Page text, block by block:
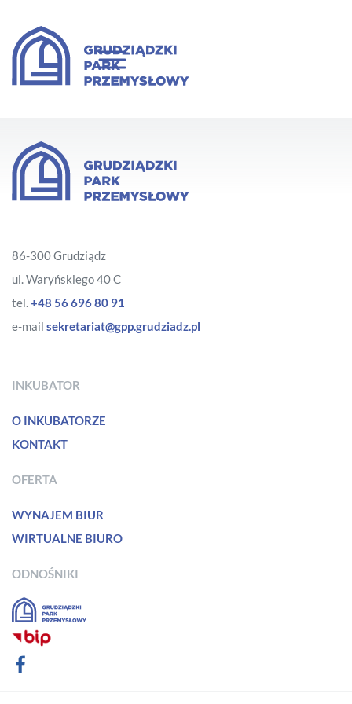
86-300 Grudziądz
ul. Waryńskiego 40 C
tel.+48 56 696 80 91
e-mail sekretariat@gpp.grudziadz.pl
INKUBATOR
O INKUBATORZE
KONTAKT
OFERTA
WYNAJEM BIUR
WIRTUALNE BIURO
ODNOŚNIKI